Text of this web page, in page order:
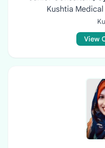
Kushtia
View